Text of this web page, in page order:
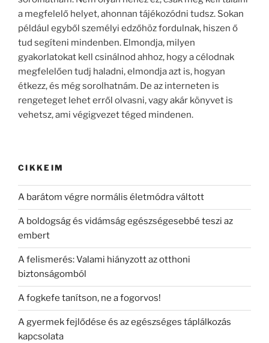
a megfelelő helyet, ahonnan tájékozódni tudsz. Sokan
például egyből személyi edzőhöz fordulnak, hiszen ő
tud segíteni mindenben. Elmondja, milyen
gyakorlatokat kell csinálnod ahhoz, hogy a célodnak
megfelelően tudj haladni, elmondja azt is, hogyan
étkezz, és még sorolhatnám. De az interneten is
rengeteget lehet erről olvasni, vagy akár könyvet is
vehetsz, ami végigvezet téged mindenen.
CIKKEIM
A barátom végre normális életmódra váltott
A boldogság és vidámság egészségesebbé teszi az
embert
A felismerés: Valami hiányzott az otthoni
biztonságomból
A fogkefe tanítson, ne a fogorvos!
A gyermek fejlődése és az egészséges táplálkozás
kapcsolata